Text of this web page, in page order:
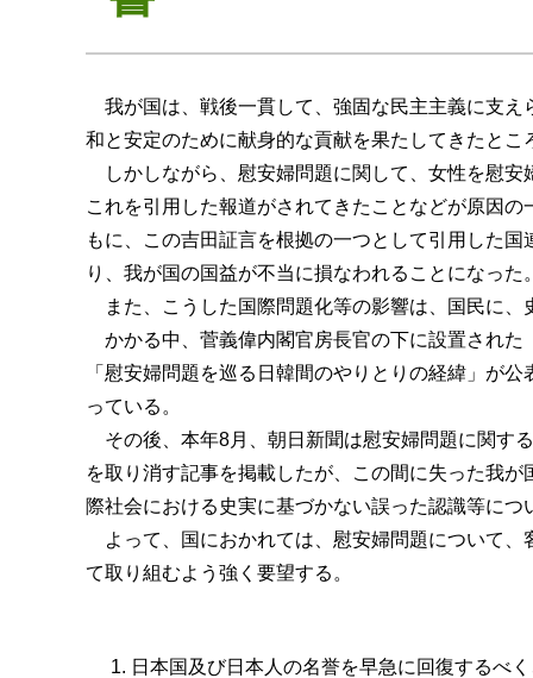
我が国は、戦後一貫して、強固な民主主義に支
和と安定のために献身的な貢献を果たしてきたとこ
しかしながら、慰安婦問題に関して、女性を慰
これを引用した報道がされてきたことなどが原因
もに、この吉田証言を根拠の一つとして引用した
り、我が国の国益が不当に損なわれることになった
また、こうした国際問題化等の影響は、国民に
かかる中、菅義偉内閣官房長官の下に設置され
「慰安婦問題を巡る日韓間のやりとりの経緯」が
っている。
その後、本年8月、朝日新聞は慰安婦問題に関す
を取り消す記事を掲載したが、この間に失った我
際社会における史実に基づかない誤った認識等に
よって、国におかれては、慰安婦問題について
て取り組むよう強く要望する。
日本国及び日本人の名誉を早急に回復するべ